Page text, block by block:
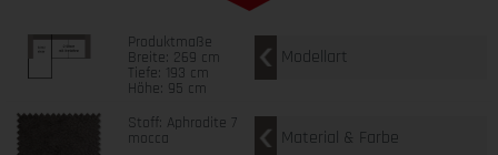
Produktmaße
Breite: 269 cm
Tiefe: 193 cm
Höhe: 95 cm
Modellart
Stoff: Aphrodite 7
mocca Material & Farbe